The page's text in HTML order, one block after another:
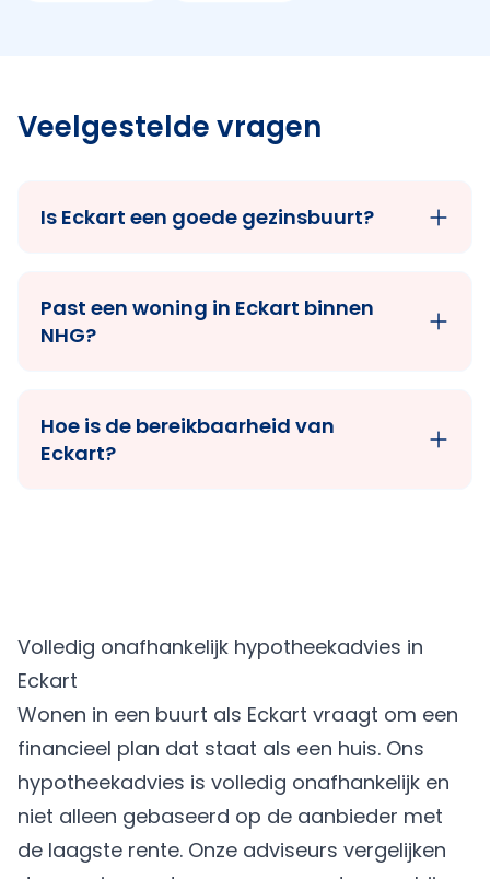
Veelgestelde vragen
Is Eckart een goede gezinsbuurt?
Past een woning in Eckart binnen
NHG?
Hoe is de bereikbaarheid van
Eckart?
Volledig onafhankelijk hypotheekadvies in
Eckart
Wonen in een buurt als Eckart vraagt om een
financieel plan dat staat als een huis. Ons
hypotheekadvies is volledig onafhankelijk en
niet alleen gebaseerd op de aanbieder met
de laagste rente. Onze adviseurs vergelijken